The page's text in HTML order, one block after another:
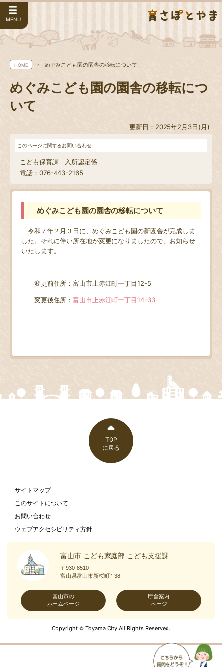
MENU
HOME めぐみこども園の園舎の移転について
めぐみこども園の園舎の移転につ
いて
更新日：2025年2月3日(月)
このページに関するお問い合わせ
こども保育課 入所認定係
電話：076-443-2165
めぐみこども園の園舎の移転について
令和７年２月３日に、めぐみこども園の新園舎が完成しま
した。それに伴い所在地が変更になりましたので、お知らせ
いたします。
変更前住所：富山市上赤江町一丁目12-5
変更後住所： 富山市上赤江町一丁目14-33
TOP
に戻る
サイトマップ
このサイトについて
お問い合わせ
ウェブアクセシビリティ方針
富山市 こども家庭部 こども支援課
〒930-8510
富山県富山市新桜町7-38
富山市の
ホームページ
庁舎案内
ページ
Copyright © Toyama City All Rights Reserved.